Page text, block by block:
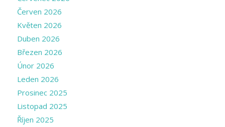
Červen 2026
Květen 2026
Duben 2026
Březen 2026
Únor 2026
Leden 2026
Prosinec 2025
Listopad 2025
Říjen 2025